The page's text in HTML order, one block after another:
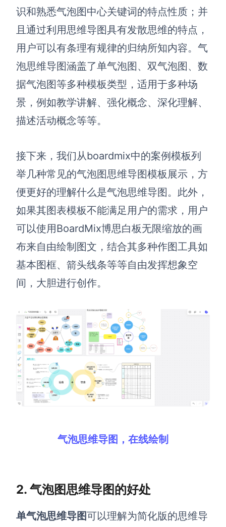
在线白板
涂鸦画板
敏捷实践
ER图
UML图
数据流图
情绪板
AI创作
创意与绘图
AI生成流程图
AI生成用户旅程图
AI生成鱼骨图
AI生成甘特图
AI生成组织结构图
AI生成商业画布
AI生成SWOT分析
AI生成PEST分析
AI生成5Why分析
AI生成平衡计分卡
AI生成Smart分析 AI生成图片
识和熟悉气泡图中心关键词的特点性质 ； 并
且通过利用思维导图具有发散思维的特点，
用户可以有条理有规律的归纳所知内容。气
泡思维导图涵盖了单气泡图、双气泡图、数
据气泡图等多种模板类型，适用于多种场
景，例如教学讲解、强化概念、深化理解、
描述活动概念等等。
接下来，我们从boardmix中的案例模板列
举几种常见的气泡图思维导图模板展示，方
便更好的理解什么是气泡思维导图。此外，
如果其图表模板不能满足用户的需求，用户
可以使用BoardMix博思白板无限缩放的画
布来自由绘制图文，结合其多种作图工具如
基本图框、箭头线条等等自由发挥想象空
间，大胆进行创作。
气泡思维导图，在线绘制
2. 气泡图思维导图的好处
单气泡思维导图可以理解为简化版的思维导